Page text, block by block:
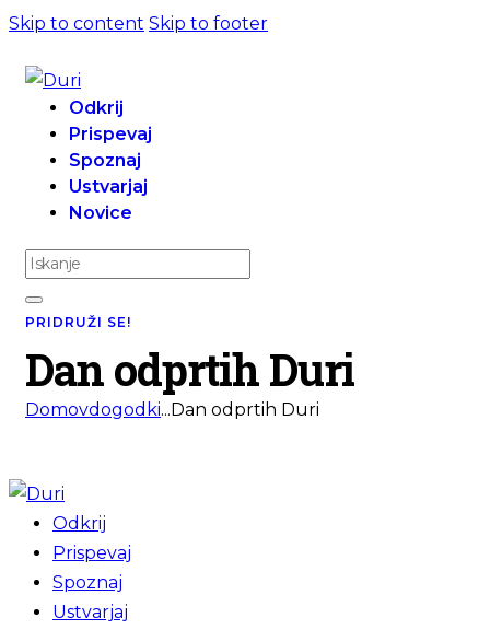
Skip to content Skip to footer
Odkrij
Prispevaj
Spoznaj
Ustvarjaj
Novice
PRIDRUŽI SE!
Dan odprtih Duri
Domovdogodki...Dan odprtih Duri
Odkrij
Prispevaj
Spoznaj
Ustvarjaj